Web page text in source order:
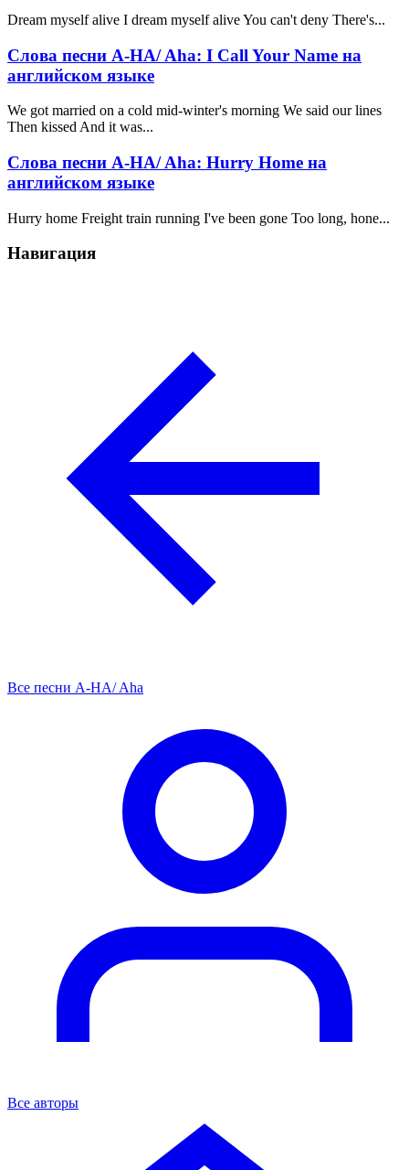
Dream myself alive I dream myself alive You can't deny There's...
Слова песни A-HA/ Aha: I Call Your Name на
английском языке
We got married on a cold mid-winter's morning We said our lines
Then kissed And it was...
Слова песни A-HA/ Aha: Hurry Home на
английском языке
Hurry home Freight train running I've been gone Too long, hone...
Навигация
Все песни A-HA/ Aha
Все авторы